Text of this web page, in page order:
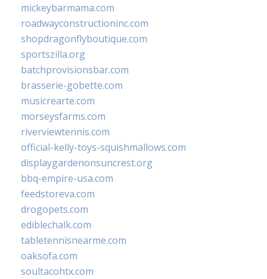
mickeybarmama.com
roadwayconstructioninc.com
shopdragonflyboutique.com
sportszilla.org
batchprovisionsbar.com
brasserie-gobette.com
musicrearte.com
morseysfarms.com
riverviewtennis.com
official-kelly-toys-squishmallows.com
displaygardenonsuncrest.org
bbq-empire-usa.com
feedstoreva.com
drogopets.com
ediblechalk.com
tabletennisnearme.com
oaksofa.com
soultacohtx.com